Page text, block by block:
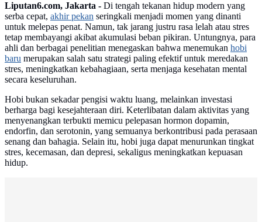
Liputan6.com, Jakarta - Di tengah tekanan hidup modern yang
serba cepat, akhir pekan seringkali menjadi momen yang dinanti
untuk melepas penat. Namun, tak jarang justru rasa lelah atau stres
tetap membayangi akibat akumulasi beban pikiran. Untungnya, para
ahli dan berbagai penelitian menegaskan bahwa menemukan hobi
baru merupakan salah satu strategi paling efektif untuk meredakan
stres, meningkatkan kebahagiaan, serta menjaga kesehatan mental
secara keseluruhan.
Hobi bukan sekadar pengisi waktu luang, melainkan investasi
berharga bagi kesejahteraan diri. Keterlibatan dalam aktivitas yang
menyenangkan terbukti memicu pelepasan hormon dopamin,
endorfin, dan serotonin, yang semuanya berkontribusi pada perasaan
senang dan bahagia. Selain itu, hobi juga dapat menurunkan tingkat
stres, kecemasan, dan depresi, sekaligus meningkatkan kepuasan
hidup.